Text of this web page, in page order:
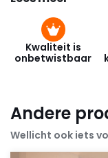
iedere
wordt geleverd
elektronische
Kwaliteit is
onbetwistbaar
Andere
Wellicht ook iets